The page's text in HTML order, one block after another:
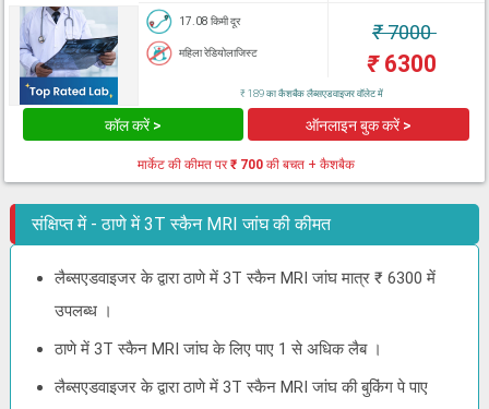
17.08 किमी दूर
महिला रेडियोलाजिस्ट
₹7000
₹6300
₹ 189 का कैशबैक लैब्सएडवाइजर वॉलेट में
कॉल करें > ऑनलाइन बुक करें >
मार्केट की कीमत पर₹ 700की बचत + कैशबैक
संक्षिप्त में - ठाणे में 3T स्कैन MRI जांघ की कीमत
लैब्सएडवाइजर के द्वारा ठाणे में 3T स्कैन MRI जांघ मात्र ₹ 6300 में
उपलब्ध ।
ठाणे में 3T स्कैन MRI जांघ के लिए पाए 1 से अधिक लैब ।
लैब्सएडवाइजर के द्वारा ठाणे में 3T स्कैन MRI जांघ की बुकिंग पे पाए